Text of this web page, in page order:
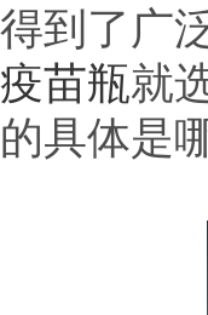
得到了广
疫苗瓶就
的具体是